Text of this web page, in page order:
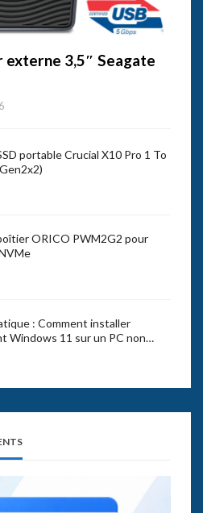
externe 3,5″ Seagate
portable Crucial X10 Pro 1 To
ORICO PWM2G2 pour
: Comment installer
Windows 11 sur un PC non…